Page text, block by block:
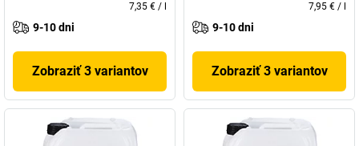
7,35 € /
9-10 dni
Zobraziť 3 variantov
7,95 € /
9-10 dni
Zobraziť 3 variantov